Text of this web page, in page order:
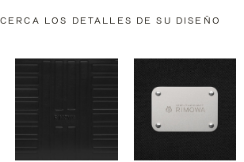
LOS DETALLES DE SU DISEÑO